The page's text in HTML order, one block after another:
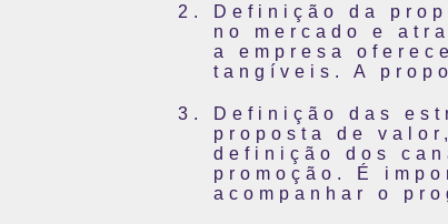
Definição da
no mercado e
a empresa
tangíveis. A
Definição das
proposta de
definição dos
promoção. É
acompanhar o